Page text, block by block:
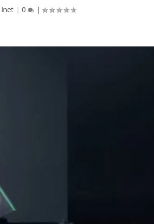
Inet| 0 |